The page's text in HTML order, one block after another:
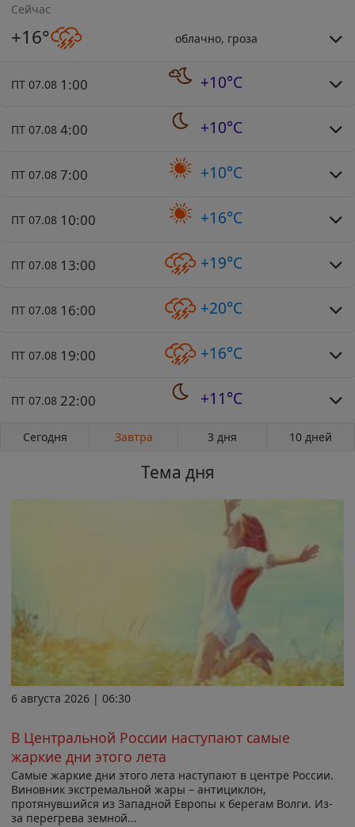
Сейчас
+16° облачно, гроза
ПТ 07.08 1:00 +10°C
ПТ 07.08 4:00 +10°C
ПТ 07.08 7:00 +10°C
ПТ 07.08 10:00 +16°C
ПТ 07.08 13:00 +19°C
ПТ 07.08 16:00 +20°C
ПТ 07.08 19:00 +16°C
ПТ 07.08 22:00 +11°C
Сегодня Завтра 3 дня 10 дней
Тема дня
6 августа 2026 | 06:30
В Центральной России наступают самые
жаркие дни этого лета
Самые жаркие дни этого лета наступают в центре России.
Виновник экстремальной жары – антициклон,
протянувшийся из Западной Европы к берегам Волги. Из-
за перегрева земной...